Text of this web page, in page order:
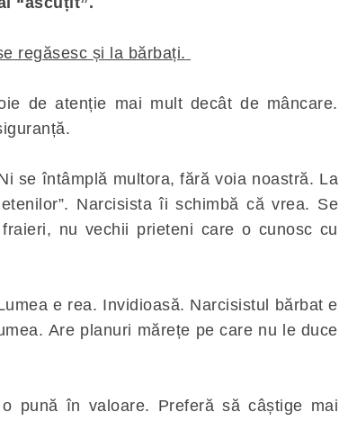
regăsesc și la bărbați.
de atenție mai mult decât de mâncare.
se întâmplă multora, fără voia noastră. La
Narcisista îi schimbă că vrea. Se
nu vechii prieteni care o cunosc cu
e rea. Invidioasă. Narcisistul bărbat e
Are planuri mărețe pe care nu le duce
pună în valoare. Preferă să câștige mai